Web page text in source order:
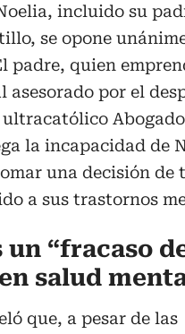
incluido su
se opone
padre, quien
por el
la incapacidad de
una decisión de
a sus trastornos
un “fracaso
salud
que, a pesar de las